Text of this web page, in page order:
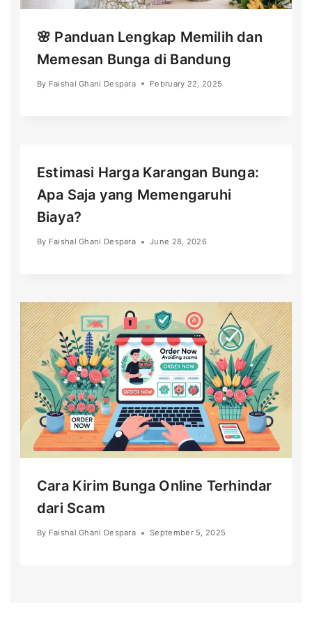
🌸 Panduan Lengkap Memilih dan
Memesan Bunga di Bandung
By Faishal Ghani Despara February 22, 2025
Estimasi Harga Karangan Bunga:
Apa Saja yang Memengaruhi
Biaya?
By Faishal Ghani Despara June 28, 2026
Cara Kirim Bunga Online Terhindar
dari Scam
By Faishal Ghani Despara September 5, 2025